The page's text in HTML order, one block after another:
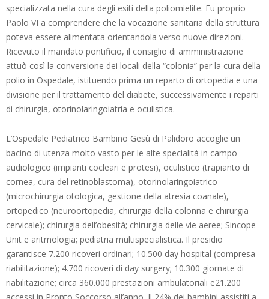
specializzata nella cura degli esiti della poliomielite. Fu proprio
Paolo VI a comprendere che la vocazione sanitaria della struttura
poteva essere alimentata orientandola verso nuove direzioni.
Ricevuto il mandato pontificio, il consiglio di amministrazione
attuò così la conversione dei locali della “colonia” per la cura della
polio in Ospedale, istituendo prima un reparto di ortopedia e una
divisione per il trattamento del diabete, successivamente i reparti
di chirurgia, otorinolaringoiatria e oculistica.
L’Ospedale Pediatrico Bambino Gesù di Palidoro accoglie un
bacino di utenza molto vasto per le alte specialità in campo
audiologico (impianti cocleari e protesi), oculistico (trapianto di
cornea, cura del retinoblastoma), otorinolaringoiatrico
(microchirurgia otologica, gestione della atresia coanale),
ortopedico (neuroortopedia, chirurgia della colonna e chirurgia
cervicale); chirurgia dell’obesità; chirurgia delle vie aeree; Sincope
Unit e aritmologia; pediatria multispecialistica. Il presidio
garantisce 7.200 ricoveri ordinari; 10.500 day hospital (compresa
riabilitazione); 4.700 ricoveri di day surgery; 10.300 giornate di
riabilitazione; circa 360.000 prestazioni ambulatoriali e21.200
accessi in Pronto Soccorso all’anno. Il 24% dei bambini assistiti a